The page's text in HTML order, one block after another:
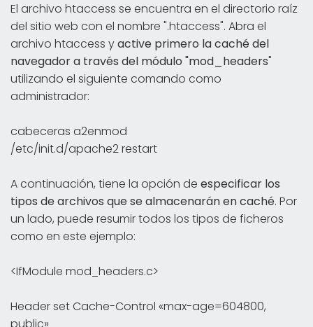
El archivo htaccess se encuentra en el directorio raíz
del sitio web con el nombre ".htaccess". Abra el
archivo htaccess yactive primero la caché del
navegador a través del módulo "mod_headers"
utilizando el siguiente comando como
administrador:
cabeceras a2enmod
/etc/init.d/apache2 restart
A continuación, tiene la opción de especificar los
tipos de archivos que se almacenarán en caché. Por
un lado, puede resumir todos los tipos de ficheros
como en este ejemplo:
<IfModule mod_headers.c>
Header set Cache-Control «max-age=604800,